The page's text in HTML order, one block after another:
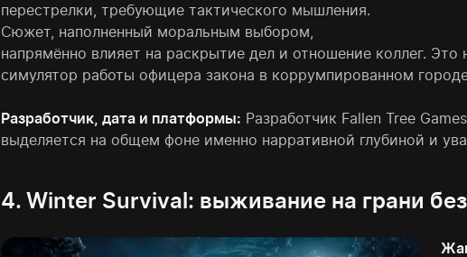
перестрелки, требующие тактического мышления.
Сюжет, наполненный моральным выбором,
напрямённо влияет на раскрытие дел и отношение коллег.
симулятор работы офицера закона в коррумпированном
Разработчик, дата и платформы: Разработчик Fallen Tree
выделяется на общем фоне именно нарративной глубиной и
4. Winter Survival: выживание на грани